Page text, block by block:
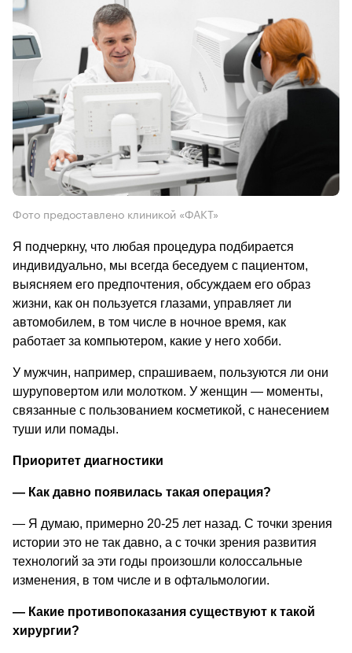
Фото предоставлено клиникой «ФАКТ»
Я подчеркну, что любая процедура подбирается
индивидуально, мы всегда беседуем с пациентом,
выясняем его предпочтения, обсуждаем его образ
жизни, как он пользуется глазами, управляет ли
автомобилем, в том числе в ночное время, как
работает за компьютером, какие у него хобби.
У мужчин, например, спрашиваем, пользуются ли они
шуруповертом или молотком. У женщин — моменты,
связанные с пользованием косметикой, с нанесением
туши или помады.
Приоритет диагностики
— Как давно появилась такая операция?
— Я думаю, примерно 20-25 лет назад. С точки зрения
истории это не так давно, а с точки зрения развития
технологий за эти годы произошли колоссальные
изменения, в том числе и в офтальмологии.
— Какие противопоказания существуют к такой
хирургии?